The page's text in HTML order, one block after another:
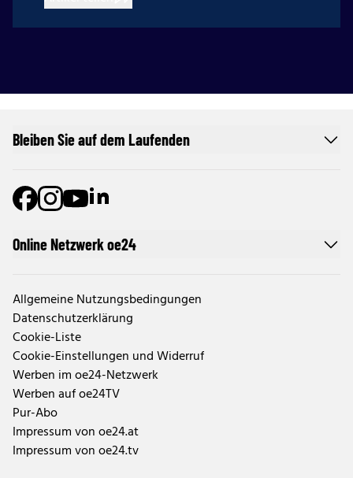
Online Netzwerk oe24
Allgemeine Nutzungsbedingungen
Datenschutzerklärung
Cookie-Liste
Cookie-Einstellungen und Widerruf
Werben im oe24-Netzwerk
Werben auf oe24TV
Pur-Abo
Impressum von oe24.at
Impressum von oe24.tv
Bleiben Sie auf dem Laufenden